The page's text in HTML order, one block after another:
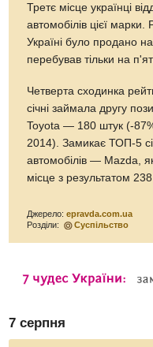
Третє місце українці
автомобілів цієї марки.
Україні було продано
перебував тільки на
Четверта сходинка
січні займала другу
Toyota — 180 штук (-
2014). Замикає ТОП-5
автомобілів — Mazda,
місце з результатом 238
Джерело:epravda.com.ua
Розділи:
Суспільство
7 серпня